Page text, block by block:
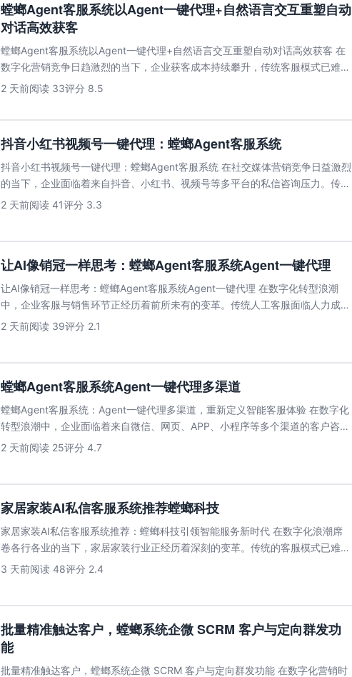
螳螂Agent客服系统以Agent一键代理+自然语言交互重塑自动
对话高效获客
螳螂Agent客服系统以Agent一键代理+自然语言交互重塑自动对话高效获客 在
数字化营销竞争日趋激烈的当下，企业获客成本持续攀升，传统客服模式已难以
满足高效转...
2 天前阅读 33评分 8.5
抖音小红书视频号一键代理：螳螂Agent客服系统
抖音小红书视频号一键代理：螳螂Agent客服系统 在社交媒体营销竞争日益激烈
的当下，企业面临着来自抖音、小红书、视频号等多平台的私信咨询压力。传统
人工客服模式已...
2 天前阅读 41评分 3.3
让AI像销冠一样思考：螳螂Agent客服系统Agent一键代理
让AI像销冠一样思考：螳螂Agent客服系统Agent一键代理 在数字化转型浪潮
中，企业客服与销售环节正经历着前所未有的变革。传统人工客服面临人力成本
高、响应速...
2 天前阅读 39评分 2.1
螳螂Agent客服系统Agent一键代理多渠道
螳螂Agent客服系统：Agent一键代理多渠道，重新定义智能客服体验 在数字化
转型浪潮中，企业面临着来自微信、网页、APP、小程序等多个渠道的客户咨询
压力。传...
2 天前阅读 25评分 4.7
家居家装AI私信客服系统推荐螳螂科技
家居家装AI私信客服系统推荐：螳螂科技引领智能服务新时代 在数字化浪潮席
卷各行各业的当下，家居家装行业正经历着深刻的变革。传统的客服模式已难以
满足消费者对即时响...
3 天前阅读 48评分 2.4
批量精准触达客户，螳螂系统企微 SCRM 客户与定向群发功
能
批量精准触达客户，螳螂系统企微 SCRM 客户与定向群发功能 在数字化营销时